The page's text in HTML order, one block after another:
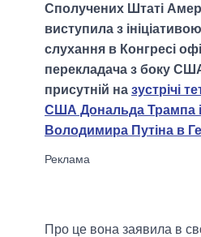
Сполучених Штаті
виступила з
слухання в Конгресі
перекладача з боку
присутній на зустрічі
США Дональда Трампа і
Володимира Путіна в
Про це вона заявила в